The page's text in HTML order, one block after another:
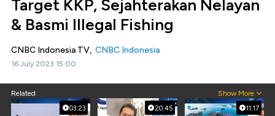
Target KKP, Sejahterakan Nelayan
& Basmi Illegal Fishing
CNBC Indonesia TV, CNBC Indonesia
16 July 2023 15:00
Related Show More
03:23 20:45 11:17